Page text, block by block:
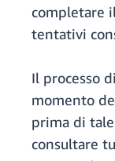
completare
tentativi
Il processo
momento
prima di
consultare